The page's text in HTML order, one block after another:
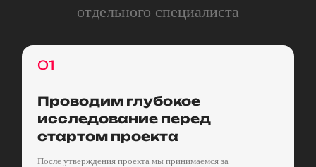
отдельного специалиста
01
Проводим глубокое
исследование перед
стартом проекта
После утверждения проекта мы принимаемся за